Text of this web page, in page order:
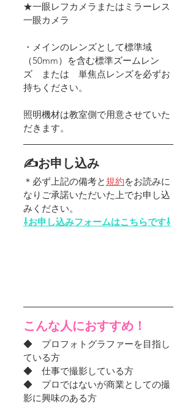
★一眼レフカメラまたはミラーレス
一眼カメラ
・メインのレンズとして標準域
（50mm）を含む標準ズームレン
ズ　または　単焦点レンズを必ずお
持ちください。
照明機材は教室側で用意させていた
だきます。
✍お申し込み
＊必ず上記の備考と 規約をお読みに
なりご承諾いただいた上でお申し込
みください。
⇩お申し込みフォームはこちらです⇩
こんな人におすすめ！
◆　プロフォトグラファーを目指し
ている方
◆　仕事で撮影している方
◆　プロではないが商業としての撮
影に興味のある方